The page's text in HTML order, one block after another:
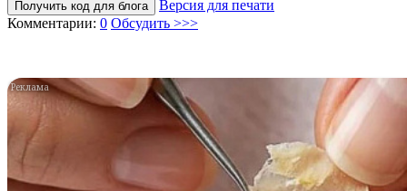
Получить код для блога
Версия для печати
Комментарии: 0 Обсудить >>>